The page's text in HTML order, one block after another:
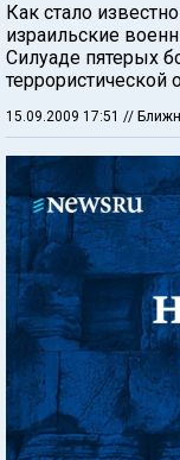
Как стало
израильские
Силуаде пятерых
террористической
15.09.2009 17:51 //